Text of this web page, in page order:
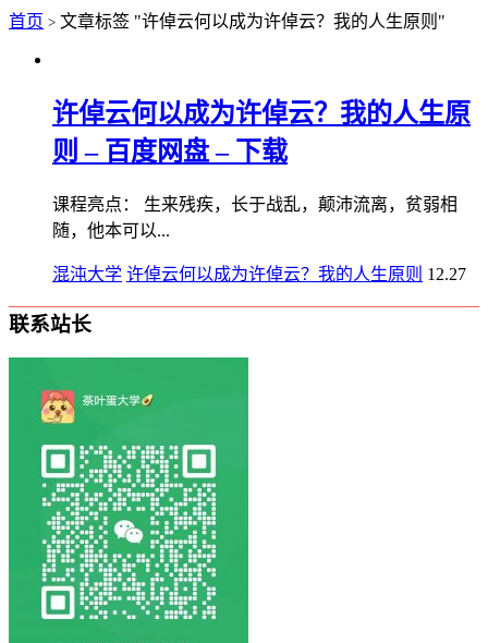
首页 > 文章标签 "许倬云何以成为许倬云？我的人生原则"
许倬云何以成为许倬云？我的人生原
则 – 百度网盘 – 下载
课程亮点： 生来残疾，长于战乱，颠沛流离，贫弱相
随，他本可以...
混沌大学 许倬云何以成为许倬云？我的人生原则 12.27
联系站长